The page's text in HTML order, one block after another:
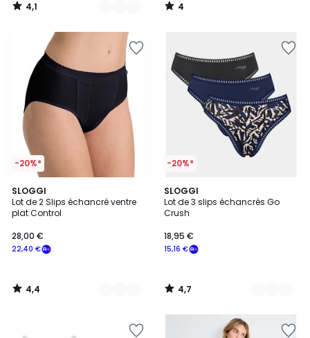
4,1
/
4
/
-20%*
SLOGGI
Lot de 2 Slips échancré ventre
plat Control
22,40 €
28,00 €
4,4
/ 5
2
Couleurs
4,4
/
-20%*
SLOGGI
Lot de 3 slips échancrés Go
Crush
15,16 €
18,95 €
4,7
/ 5
3
Couleurs
4,7
/